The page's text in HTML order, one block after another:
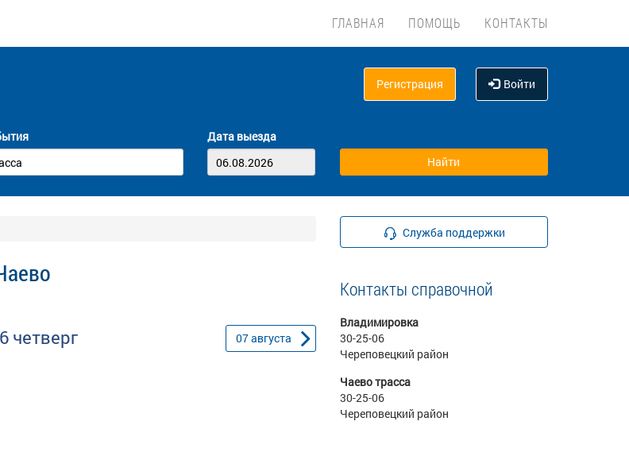
ГЛАВНАЯ ПОМОЩЬ КОНТАКТЫ
Регистрация Войти
Дата выезда
четверг 07августа
Служба поддержки
Контакты справочной
Владимировка
30-25-06
Череповецкий район
Чаево трасса
30-25-06
Череповецкий район